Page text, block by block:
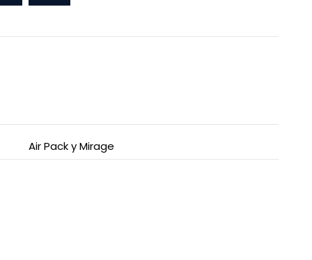
Air Pack y Mirage